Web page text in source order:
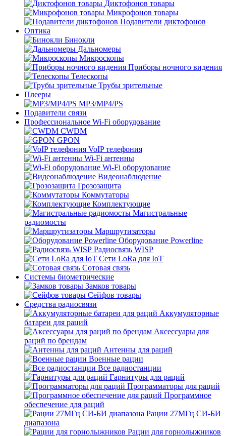
Диктофонов товары
Микрофонов товары
Подавители диктофонов
Оптика
Бинокли
Дальномеры
Микроскопы
Приборы ночного видения
Телескопы
Трубы зрительные
Плееры
MP3/MP4/PS
Подавители связи
Профессиональное Wi-Fi оборудование
CWDM
GPON
VoIP телефония
Wi-Fi антенны
Wi-Fi оборудование
Видеонаблюдение
Грозозащита
Коммутаторы
Комплектующие
Магистральные
радиомосты
Маршрутизаторы
Оборудование Powerline
Радиосвязь WISP
Сети LoRa для IoT
Сотовая связь
Системы биометрические
Замков товары
Сейфов товары
Средства радиосвязи
Аккумуляторные
батареи для раций
Аксессуары для
раций по брендам
Антенны для раций
Военные рации
Все радиостанции
Гарнитуры для раций
Программаторы для раций
Программное
обеспечение для раций
Рации 27МГц СИ-БИ
диапазона
Рации для горнолыжников